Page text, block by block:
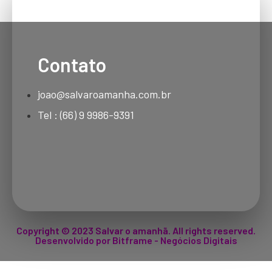
Contato
joao@salvaroamanha.com.br
Tel : (66) 9 9986-9391
Copyright © 2023 Salvar o amanhã. All rights reserved.
Desenvolvido por Bitframe - Negócios Digitais